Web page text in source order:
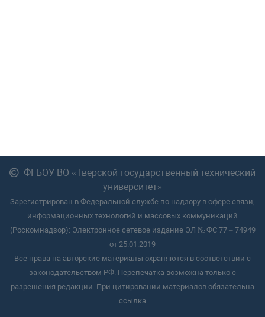
ФГБОУ ВО «Тверской государственный технический
университет»
Зарегистрирован в Федеральной службе по надзору в сфере связи,
информационных технологий и массовых коммуникаций
(Роскомнадзор): Электронное сетевое издание ЭЛ № ФС 77 – 74949
от 25.01.2019
Все права на авторские материалы охраняются в соответствии с
законодательством РФ. Перепечатка возможна только с
разрешения редакции. При цитировании материалов обязательна
ссылка